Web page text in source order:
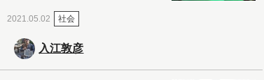
2021.05.02 社会
入江敦彦